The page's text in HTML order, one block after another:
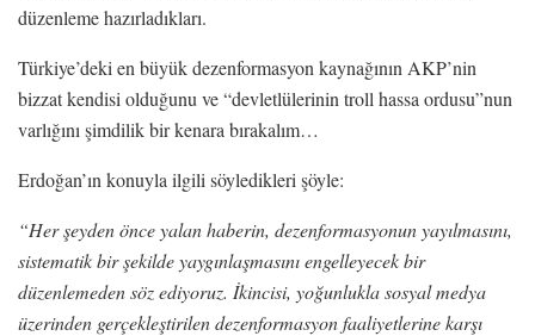
düzenleme hazırladıkları.
Türkiye’deki en büyük dezenformasyon kaynağının AKP’nin
bizzat kendisi olduğunu ve “devletlülerinin troll hassa ordusu”nun
varlığını şimdilik bir kenara bırakalım…
Erdoğan’ın konuyla ilgili söyledikleri şöyle:
“Her şeyden önce yalan haberin, dezenformasyonun yayılmasını,
sistematik bir şekilde yaygınlaşmasını engelleyecek bir
düzenlemeden söz ediyoruz. İkincisi, yoğunlukla sosyal medya
üzerinden gerçekleştirilen dezenformasyon faaliyetlerine karşı